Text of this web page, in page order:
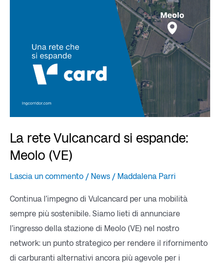
La rete Vulcancard si espande:
Meolo (VE)
Lascia un commento / News / Maddalena Parri
Continua l’impegno di Vulcancard per una mobilità
sempre più sostenibile. Siamo lieti di annunciare
l’ingresso della stazione di Meolo (VE) nel nostro
network: un punto strategico per rendere il rifornimento
di carburanti alternativi ancora più agevole per i